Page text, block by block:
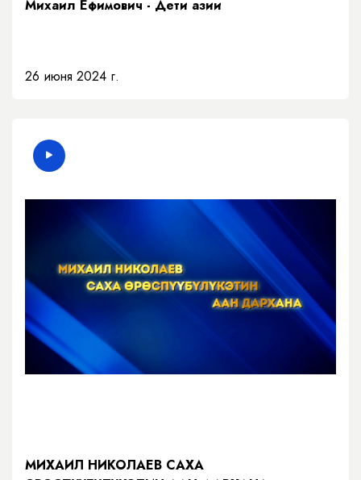
Михаил Ефимович - Дети азии
26 июня 2024 г.
МИХАИЛ НИКОЛАЕВ САХА